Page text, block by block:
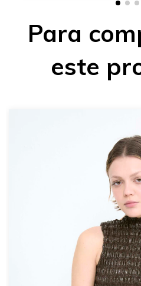
Para
este